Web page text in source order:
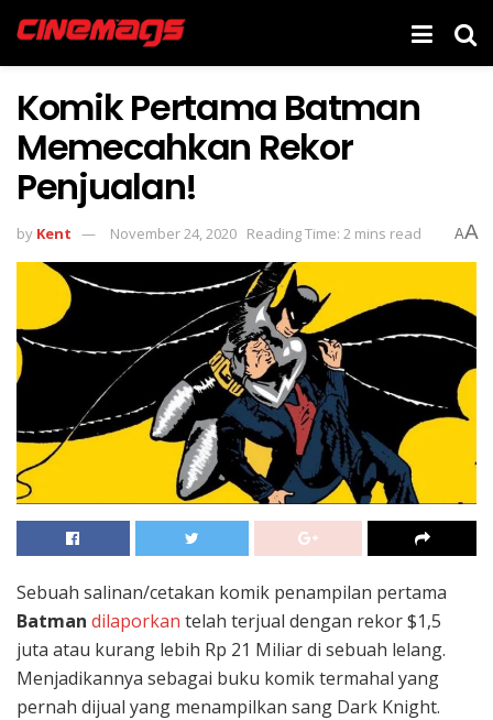
Komik Pertama Batman
Memecahkan Rekor
Penjualan!
by Kent November 24, 2020 Reading Time: 2 mins read AA
Sebuah salinan/cetakan komik penampilan pertama
Batman dilaporkan telah terjual dengan rekor $1,5
juta atau kurang lebih Rp 21 Miliar di sebuah lelang.
Menjadikannya sebagai buku komik termahal yang
pernah dijual yang menampilkan sang Dark Knight.